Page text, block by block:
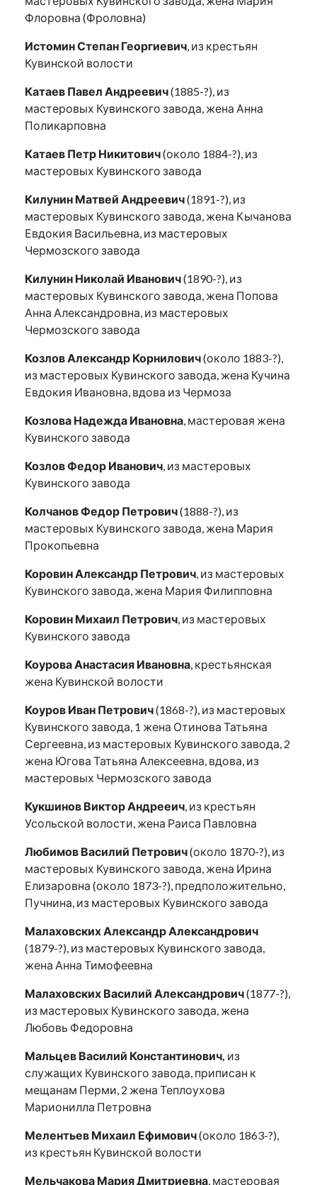
Флоровна (Фроловна)
Истомин Степан Георгиевич, из крестьян
Кувинской волости
Катаев Павел Андреевич(1885-?), из
мастеровых Кувинского завода, жена Анна
Поликарповна
Катаев Петр Никитович(около 1884-?), из
мастеровых Кувинского завода
Килунин Матвей Андреевич(1891-?), из
мастеровых Кувинского завода, жена Кычанова
Евдокия Васильевна, из мастеровых
Чермозского завода
Килунин Николай Иванович(1890-?), из
мастеровых Кувинского завода, жена Попова
Анна Александровна, из мастеровых
Чермозского завода
Козлов Александр Корнилович(около 1883-?),
из мастеровых Кувинского завода, жена Кучина
Евдокия Ивановна, вдова из Чермоза
Козлова Надежда Ивановна, мастеровая жена
Кувинского завода
Козлов Федор Иванович, из мастеровых
Кувинского завода
Колчанов Федор Петрович(1888-?), из
мастеровых Кувинского завода, жена Мария
Прокопьевна
Коровин Александр Петрович, из мастеровых
Кувинского завода, жена Мария Филипповна
Коровин Михаил Петрович, из мастеровых
Кувинского завода
Коурова Анастасия Ивановна, крестьянская
жена Кувинской волости
Коуров Иван Петрович(1868-?), из мастеровых
Кувинского завода, 1 жена Отинова Татьяна
Сергеевна, из мастеровых Кувинского завода, 2
жена Югова Татьяна Алексеевна, вдова, из
мастеровых Чермозского завода
Кукшинов Виктор Андрееич, из крестьян
Усольской волости, жена Раиса Павловна
Любимов Василий Петрович(около 1870-?), из
мастеровых Кувинского завода, жена Ирина
Елизаровна (около 1873-?), предположительно,
Пучнина, из мастеровых Кувинского завода
Малаховских Александр Александрович
(1879-?), из мастеровых Кувинского завода,
жена Анна Тимофеевна
Малаховских Василий Александрович(1877-?),
из мастеровых Кувинского завода, жена
Любовь Федоровна
Мальцев Василий Константинович, из
служащих Кувинского завода, приписан к
мещанам Перми, 2 жена Теплоухова
Марионилла Петровна
Мелентьев Михаил Ефимович(около 1863-?),
из крестьян Кувинской волости
Мельчакова Мария Дмитриевна, мастеровая